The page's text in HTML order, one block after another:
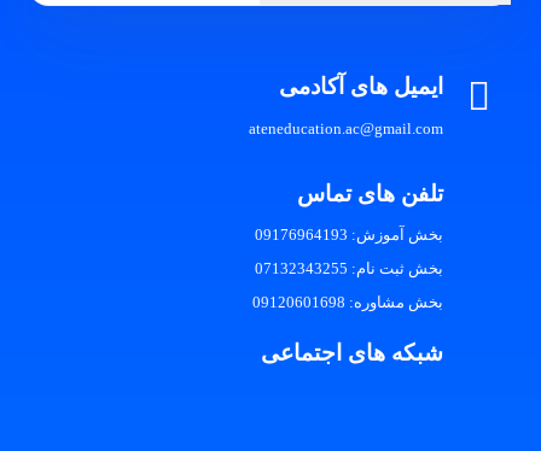
ایمیل های آکادمی
ateneducation.ac@gmail.com
تلفن های تماس
بخش آموزش: 09176964193
بخش ثبت نام: 07132343255
بخش مشاوره: 09120601698
شبکه های اجتماعی